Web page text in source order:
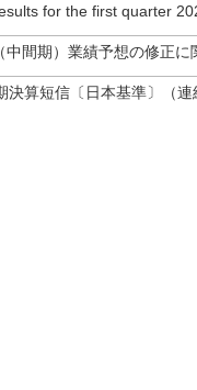
for the first quarter
間期）業績予想の修正に
算短信〔日本基準〕（連